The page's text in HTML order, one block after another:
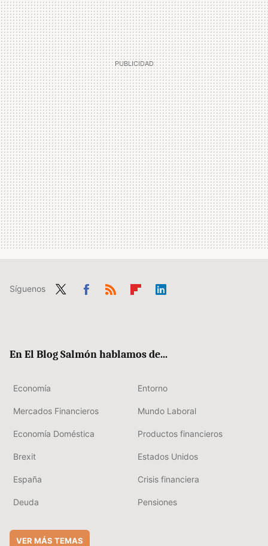
Síguenos
En El Blog Salmón hablamos de...
Economía Entorno
Mercados Financieros Mundo Laboral
Economía Doméstica Productos financieros
Brexit Estados Unidos
España Crisis financiera
Deuda Pensiones
VER MÁS TEMAS